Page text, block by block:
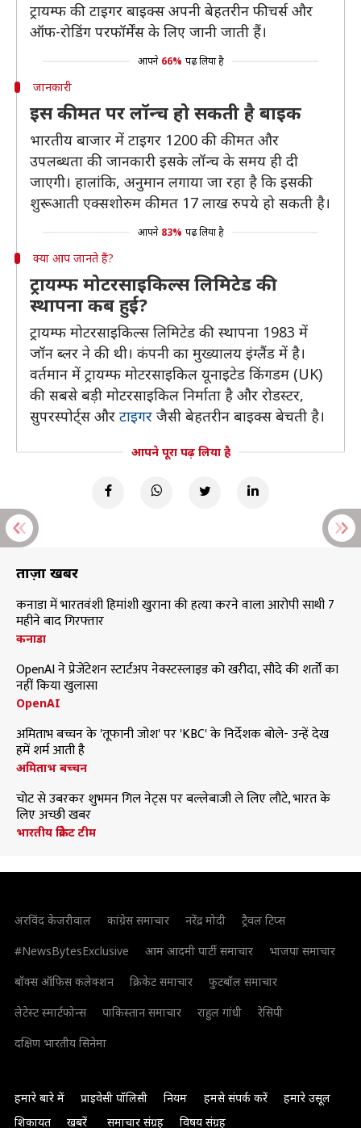
ट्रायम्फ की टाइगर बाइक्स अपनी बेहतरीन फीचर्स और
ऑफ-रोडिंग परफॉर्मेंस के लिए जानी जाती हैं।
आपने 66% पढ़ लिया है
जानकारी
इस कीमत पर लॉन्च हो सकती है बाइक
भारतीय बाजार में टाइगर 1200 की कीमत और
उपलब्धता की जानकारी इसके लॉन्च के समय ही दी
जाएगी। हालांकि, अनुमान लगाया जा रहा है कि इसकी
शुरूआती एक्सशोरुम कीमत 17 लाख रुपये हो सकती है।
आपने 83% पढ़ लिया है
क्या आप जानते हैं?
ट्रायम्फ मोटरसाइकिल्स लिमिटेड की
स्थापना कब हुई?
ट्रायम्फ मोटरसाइकिल्स लिमिटेड की स्थापना 1983 में
जॉन ब्लर ने की थी। कंपनी का मुख्यालय इंग्लैंड में है।
वर्तमान में ट्रायम्फ मोटरसाइकिल यूनाइटेड किंगडम (UK)
की सबसे बड़ी मोटरसाइकिल निर्माता है और रोडस्टर,
सुपरस्पोर्ट्स और टाइगर जैसी बेहतरीन बाइक्स बेचती है।
आपने पूरा पढ़ लिया है
ताज़ा खबरें
कनाडा में भारतवंशी हिमांशी खुराना की हत्या करने वाला आरोपी साथी 7
महीने बाद गिरफ्तार
कनाडा
OpenAI ने प्रेजेंटेशन स्टार्टअप नेक्स्टस्लाइड को खरीदा, सौदे की शर्तों का
नहीं किया खुलासा
OpenAI
अमिताभ बच्चन के 'तूफानी जोश' पर 'KBC' के निर्देशक बोले- उन्हें देख
हमें शर्म आती है
अमिताभ बच्चन
चोट से उबरकर शुभमन गिल नेट्स पर बल्लेबाजी ले लिए लौटे, भारत के
लिए अच्छी खबर
भारतीय क्रिकेट टीम
अरविंद केजरीवाल कांग्रेस समाचार नरेंद्र मोदी
ट्रैवल टिप्स
#NewsBytesExclusive
आम आदमी पार्टी समाचार
भाजपा समाचार
बॉक्स ऑफिस कलेक्शन
क्रिकेट समाचार
फुटबॉल समाचार
लेटेस्ट स्मार्टफोन्स
पाकिस्तान समाचार राहुल गांधी
रेसिपी
दक्षिण भारतीय सिनेमा
हमारे बारे में प्राइवेसी पॉलिसी नियम हमसे संपर्क करें
हमारे उसूल
शिकायत
खबरें समाचार संग्रह विषय संग्रह